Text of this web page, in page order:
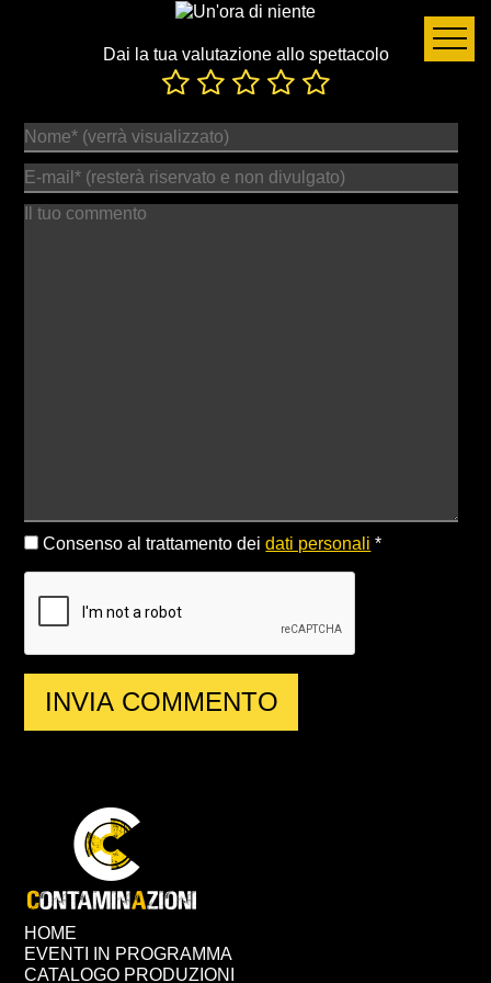
Dai la tua valutazione allo spettacolo
Consenso al trattamento deidati personali *
HOME
EVENTI IN PROGRAMMA
CATALOGO PRODUZIONI